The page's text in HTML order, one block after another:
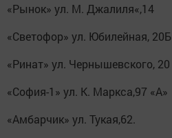
«Рынок» ул. М. Джалиля«,14
«Светофор» ул. Юбилейная, 20Б
«Ринат» ул. Чернышевского, 20
«София-1» ул. К. Маркса,97 «А»
«Амбарчик» ул. Тукая,62.